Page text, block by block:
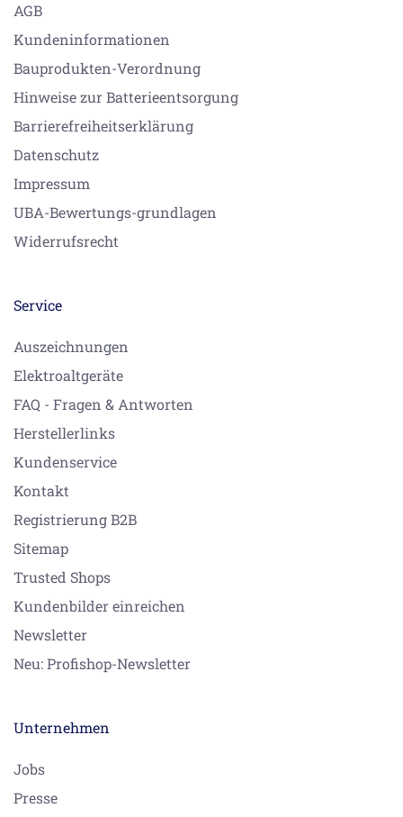
AGB
Kundeninformationen
Bauprodukten-Verordnung
Hinweise zur Batterieentsorgung
Barrierefreiheitserklärung
Datenschutz
Impressum
UBA-Bewertungs-grundlagen
Widerrufsrecht
Service
Auszeichnungen
Elektroaltgeräte
FAQ - Fragen & Antworten
Herstellerlinks
Kundenservice
Kontakt
Registrierung B2B
Sitemap
Trusted Shops
Kundenbilder einreichen
Newsletter
Neu: Profishop-Newsletter
Unternehmen
Jobs
Presse